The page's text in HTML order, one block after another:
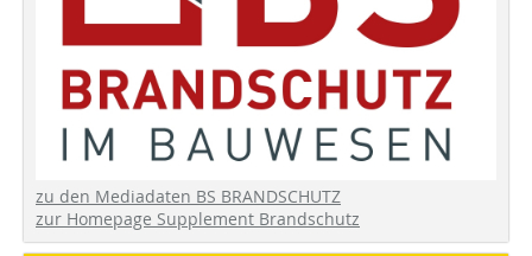
zu den Mediadaten BS BRANDSCHUTZ
zur Homepage Supplement Brandschutz